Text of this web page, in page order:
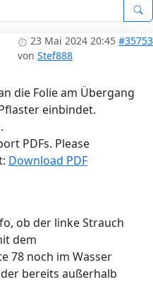
23 Mai 2024 20:45 #35753
von Stef888
die Folie am Übergang
einbindet.
PDFs. Please
Download PDF
ob der linke Strauch
dem
78 noch im Wasser
bereits außerhalb